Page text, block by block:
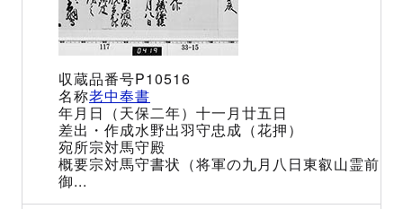
P10516
老中奉書
（天保二年）十一月廿五日
水野出羽守忠成（花押）
宗対馬守殿
宗対馬守書状（将軍の九月八日東叡山霊前
御...